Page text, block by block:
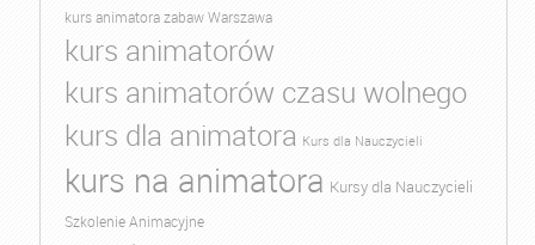
kurs animatora zabaw Warszawa
kurs animatorów
kurs animatorów czasu wolnego
kurs dla animatora Kurs dla Nauczycieli
kurs na animatora Kursy dla Nauczycieli
Szkolenie Animacyjne